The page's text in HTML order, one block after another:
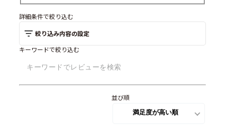
詳細条件で絞り込む
絞り込み内容の設定
キーワードで絞り込む
並び順